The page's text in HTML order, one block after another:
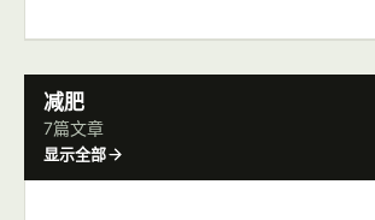
减肥
7篇文章
显示全部